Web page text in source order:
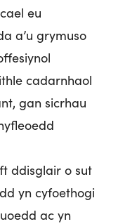
eu
a’u grymuso
cadarnhaol
gan sicrhau
ddisglair o sut
yn cyfoethogi
ac yn